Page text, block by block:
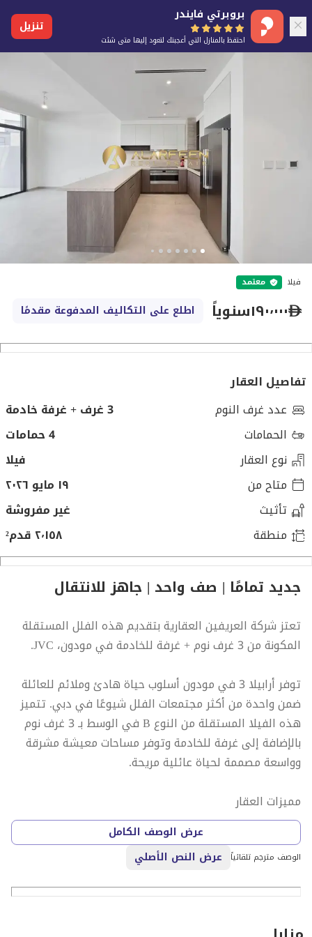
بروبرتي فايندر
احتفظ بالمنازل التي أعجبتك لتعود إليها متى شئت
تنزيل
فيلا معتمد
١٩٠٬٠٠٠سنوياً اطلع على التكاليف المدفوعة مقدمًا
تفاصيل العقار
عدد غرف النوم
3 غرف + غرفة خادمة
الحمامات
4 حمامات
نوع العقار
فيلا
متاح من
١٩ مايو ٢٠٢٦
تأثيث
غير مفروشة
منطقة
٢٬١٥٨ قدم²
جديد تمامًا | صف واحد | جاهز للانتقال
تعتز شركة العريفين العقارية بتقديم هذه الفلل المستقلة
المكونة من 3 غرف نوم + غرفة للخادمة في مودون، JVC.
توفر أرابيلا 3 في مودون أسلوب حياة هادئ وملائم للعائلة
ضمن واحدة من أكثر مجتمعات الفلل شيوعًا في دبي. تتميز
هذه الفيلا المستقلة من النوع B في الوسط بـ 3 غرف نوم
بالإضافة إلى غرفة للخادمة وتوفر مساحات معيشة مشرقة
وواسعة مصممة لحياة عائلية مريحة.
مميزات العقار
• 3 غرف نوم
• 4 حمامات
• شرفة
• نوافذ تمتد من الأرض حتى السقف
عرض الوصف الكامل
الوصف مترجم تلقائياً عرض النص الأصلي